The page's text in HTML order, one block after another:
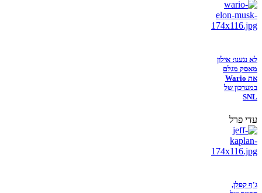
לא נגענו: אילון
מאסק מגלם
את Wario
במערכון של
SNL
עדי פרל
ג'ף קפלן,